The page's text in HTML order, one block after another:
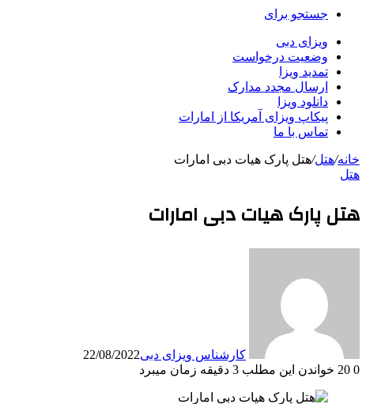
جستجو برای
ویزای دبی
وضعیت درخواست
تمدید ویزا
ارسال مجدد مدارک
دانلود ویزا
پیکاپ ویزای آمریکا از امارات
تماس با ما
خانه/هتل/هتل پارک هیات دبی امارات
هتل
هتل پارک هیات دبی امارات
کارشناس ویزای دبی22/08/2022
0
خواندن این مطلب 3 دقیقه زمان میبرد